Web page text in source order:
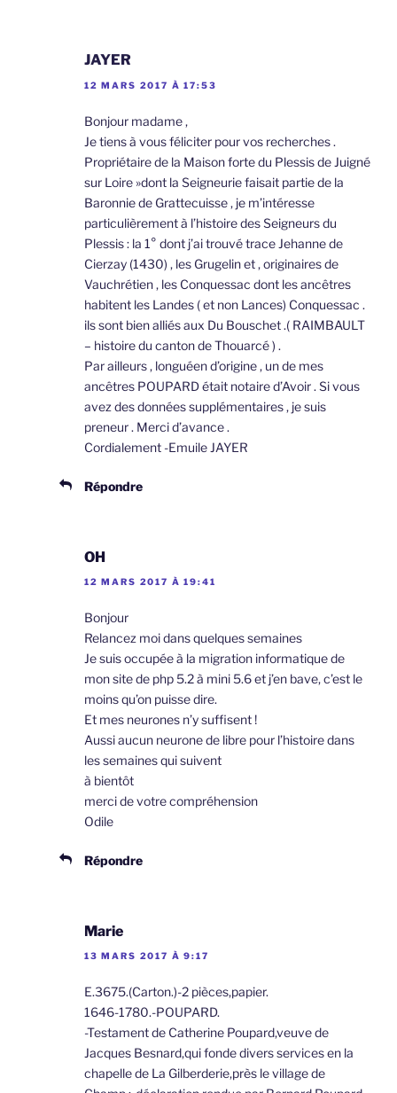
JAYER
12 MARS 2017 À 17:53
Bonjour madame ,
Je tiens à vous féliciter pour vos recherches .
Propriétaire de la Maison forte du Plessis de Juigné
sur Loire »dont la Seigneurie faisait partie de la
Baronnie de Grattecuisse , je m’intéresse
particulièrement à l’histoire des Seigneurs du
Plessis : la 1° dont j’ai trouvé trace Jehanne de
Cierzay (1430) , les Grugelin et , originaires de
Vauchrétien , les Conquessac dont les ancêtres
habitent les Landes ( et non Lances) Conquessac .
ils sont bien alliés aux Du Bouschet .( RAIMBAULT
– histoire du canton de Thouarcé ) .
Par ailleurs , longuéen d’origine , un de mes
ancêtres POUPARD était notaire d’Avoir . Si vous
avez des données supplémentaires , je suis
preneur . Merci d’avance .
Cordialement -Emuile JAYER
Répondre
OH
12 MARS 2017 À 19:41
Bonjour
Relancez moi dans quelques semaines
Je suis occupée à la migration informatique de
mon site de php 5.2 à mini 5.6 et j’en bave, c’est le
moins qu’on puisse dire.
Et mes neurones n’y suffisent !
Aussi aucun neurone de libre pour l’histoire dans
les semaines qui suivent
à bientôt
merci de votre compréhension
Odile
Répondre
Marie
13 MARS 2017 À 9:17
E.3675.(Carton.)-2 pièces,papier.
1646-1780.-POUPARD.
-Testament de Catherine Poupard,veuve de
Jacques Besnard,qui fonde divers services en la
chapelle de La Gilberderie,près le village de